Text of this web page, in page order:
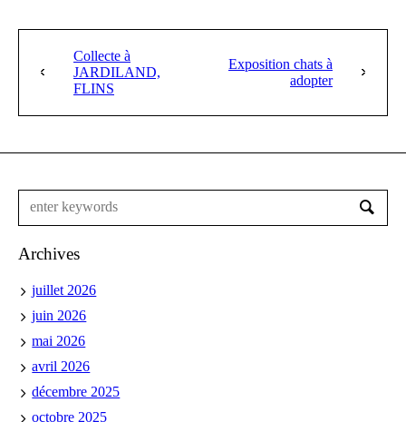
Collecte à
JARDILAND,
FLINS
Exposition chats à
adopter
Archives
juillet 2026
juin 2026
mai 2026
avril 2026
décembre 2025
octobre 2025